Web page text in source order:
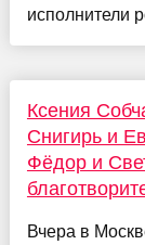
исполнители
Ксения
Снигирь и
Фёдор и
Вчера в